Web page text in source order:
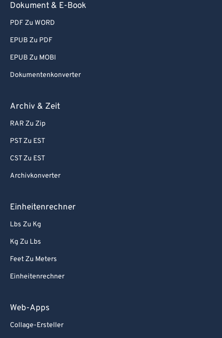
Dokument & E-Book
PDF Zu WORD
EPUB Zu PDF
EPUB Zu MOBI
Dokumentenkonverter
Archiv & Zeit
RAR Zu Zip
PST Zu EST
CST Zu EST
Archivkonverter
Einheitenrechner
Lbs Zu Kg
Kg Zu Lbs
Feet Zu Meters
Einheitenrechner
Web-Apps
Collage-Ersteller